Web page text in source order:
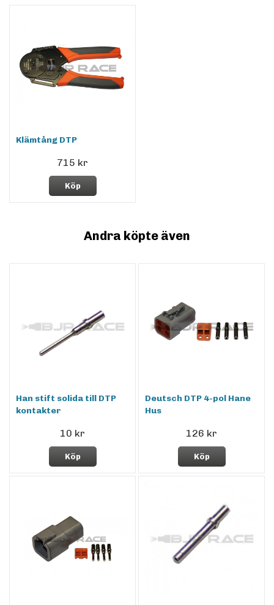
Klämtång DTP
715 kr
Köp
Andra köpte även
Han stift solida till DTP
kontakter
10 kr
Köp
Deutsch DTP 4-pol Hane
Hus
126 kr
Köp